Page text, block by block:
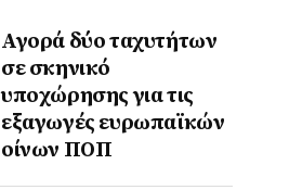
Αγορά δύο ταχυτήτων
σε σκηνικό
υποχώρησης για τις
εξαγωγές ευρωπαϊκών
οίνων ΠΟΠ